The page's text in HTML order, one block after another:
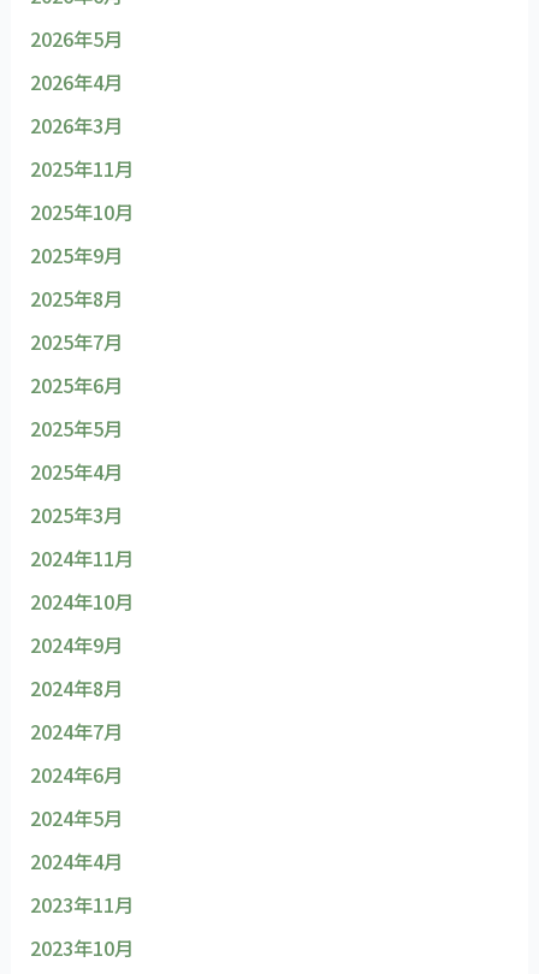
2026年5月
2026年4月
2026年3月
2025年11月
2025年10月
2025年9月
2025年8月
2025年7月
2025年6月
2025年5月
2025年4月
2025年3月
2024年11月
2024年10月
2024年9月
2024年8月
2024年7月
2024年6月
2024年5月
2024年4月
2023年11月
2023年10月